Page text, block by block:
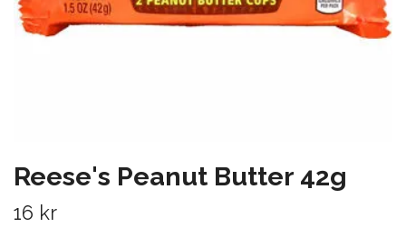
Reese's Peanut Butter 42g
16 kr